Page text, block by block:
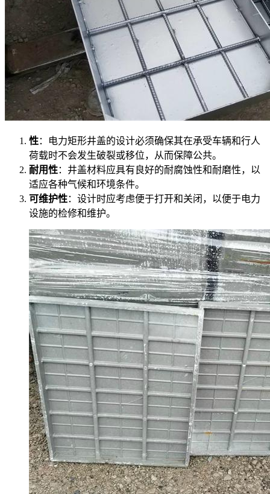
性：电力矩形井盖的设计必须确保其在承受车辆和行人
荷载时不会发生破裂或移位，从而保障公共。
耐用性：井盖材料应具有良好的耐腐蚀性和耐磨性，以
适应各种气候和环境条件。
可维护性：设计时应考虑便于打开和关闭，以便于电力
设施的检修和维护。